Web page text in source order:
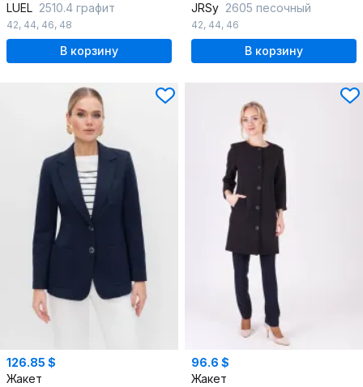
LUEL 2510.4 графит
42, 44, 46, 48
В корзину
JRSy 2605 песочный
42, 44, 46
В корзину
126.85 $
Жакет
96.6 $
Жакет